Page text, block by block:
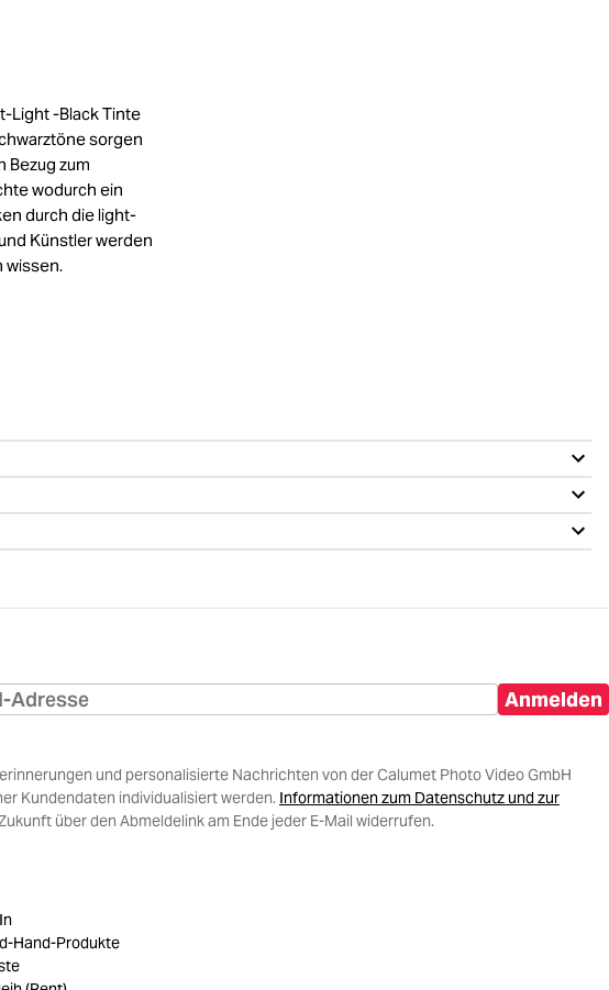
Light -Black Tinte
sorgen
Bezug zum
wodurch ein
durch die light-
Künstler werden
wissen.
Anmelden
und personalisierte Nachrichten von der Calumet Photo Video GmbH
Kundendaten individualisiert werden. Informationen zum Datenschutz und zur
über den Abmeldelink am Ende jeder E-Mail widerrufen.
Hand-Produkte